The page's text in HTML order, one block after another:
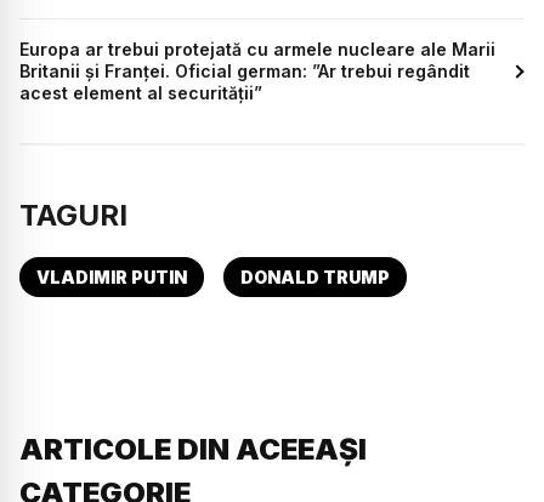
Europa ar trebui protejată cu armele nucleare ale Marii
Britanii și Franței. Oficial german: ”Ar trebui regândit
acest element al securității”
TAGURI
VLADIMIR PUTIN DONALD TRUMP
ARTICOLE DIN ACEEAȘI
CATEGORIE